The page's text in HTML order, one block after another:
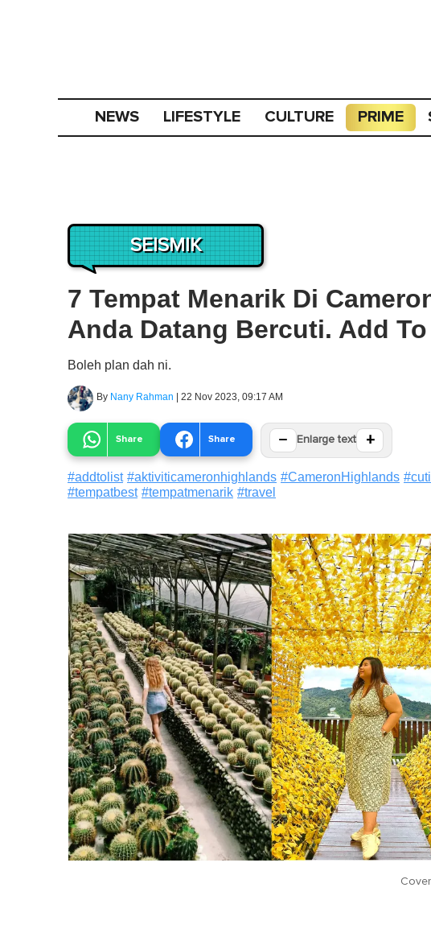
NEWS LIFESTYLE CULTURE PRIME
SEISMIK
7 Tempat Menarik Di
Anda Datang Bercuti. Add
Boleh plan dah ni.
By Nany Rahman | 22 Nov 2023, 09:17 AM
Share Share − Enlarge text +
#addtolist #aktiviticameronhighlands #CameronHighlands #
#tempatbest #tempatmenarik #travel